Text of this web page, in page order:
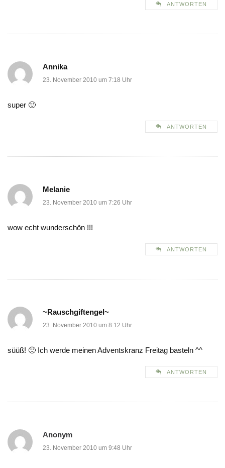
ANTWORTEN
Annika
23. November 2010 um 7:18 Uhr
super 🙂
ANTWORTEN
Melanie
23. November 2010 um 7:26 Uhr
wow echt wunderschön !!!
ANTWORTEN
~Rauschgiftengel~
23. November 2010 um 8:12 Uhr
süüß! 🙂 Ich werde meinen Adventskranz Freitag basteln ^^
ANTWORTEN
Anonym
23. November 2010 um 9:48 Uhr